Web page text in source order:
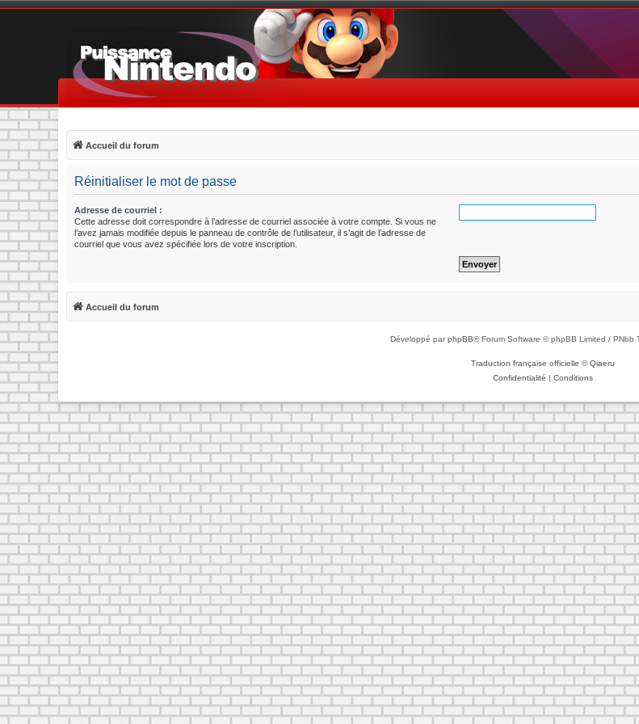
Accueil du forum
Réinitialiser le mot de passe
Adresse de courriel :
Cette adresse doit correspondre à l’adresse de courriel associée à votre compte. Si vous ne
l’avez jamais modifiée depuis le panneau de contrôle de l’utilisateur, il s’agit de l’adresse de
courriel que vous avez spécifiée lors de votre inscription.
Accueil du forum
Développé parphpBB® Forum Software © phpBB Limited / PNbb
Traduction française officielle ©Qiaeru
Confidentialité | Conditions